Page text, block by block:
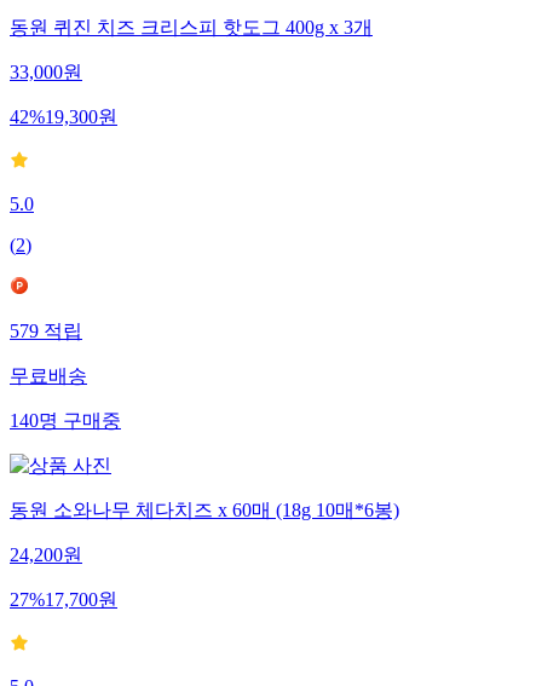
동원 퀴진 치즈 크리스피 핫도그 400g x 3개
33,000원
42%19,300원
5.0
(2)
579적립
무료배송
140명구매중
동원 소와나무 체다치즈 x 60매 (18g 10매*6봉)
24,200원
27%17,700원